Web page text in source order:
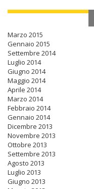
Marzo 2015
Gennaio 2015
Settembre 2014
Luglio 2014
Giugno 2014
Maggio 2014
Aprile 2014
Marzo 2014
Febbraio 2014
Gennaio 2014
Dicembre 2013
Novembre 2013
Ottobre 2013
Settembre 2013
Agosto 2013
Luglio 2013
Giugno 2013